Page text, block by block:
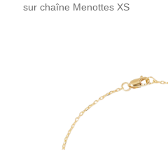
sur chaîne Menottes XS